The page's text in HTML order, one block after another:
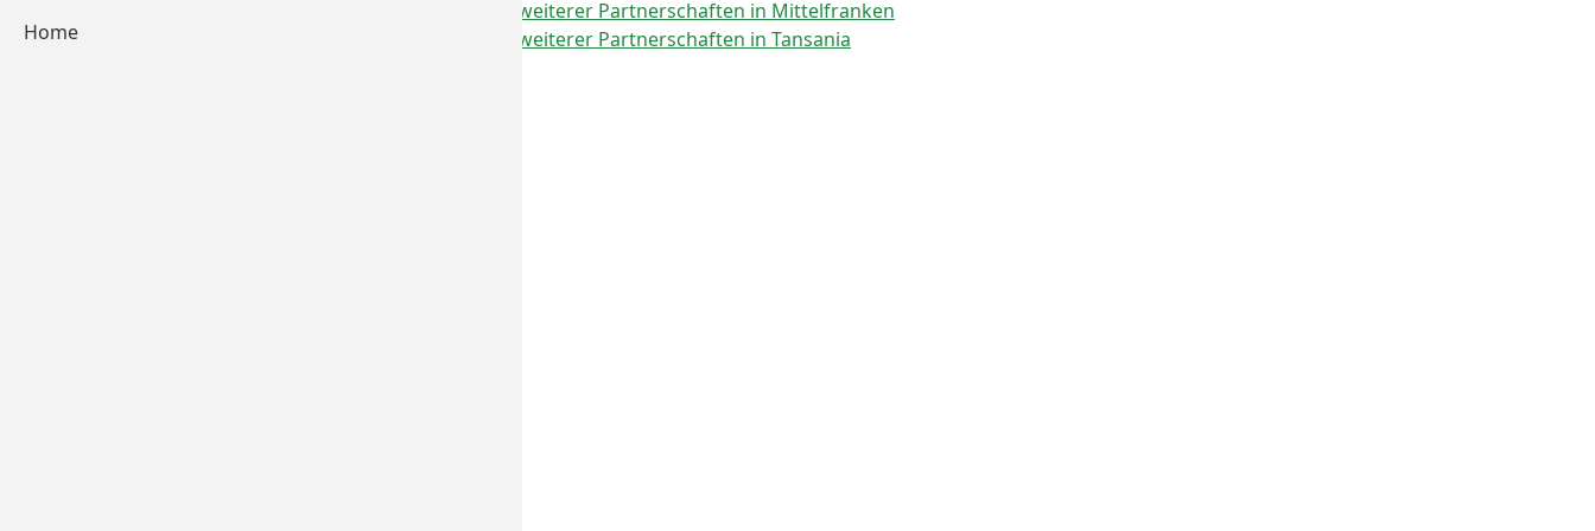
zur Liste weiterer Partnerschaften in Mittelfranken
zur Liste weiterer Partnerschaften in Tansania
Home